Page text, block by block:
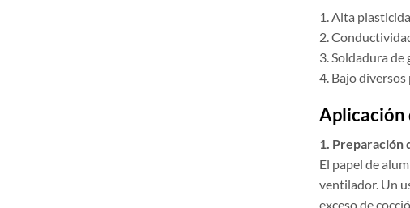
1. Alta
2.
3. Soldadura
4. Bajo
Aplicación
1. Preparación
El papel de
ventilador. Un
exceso de